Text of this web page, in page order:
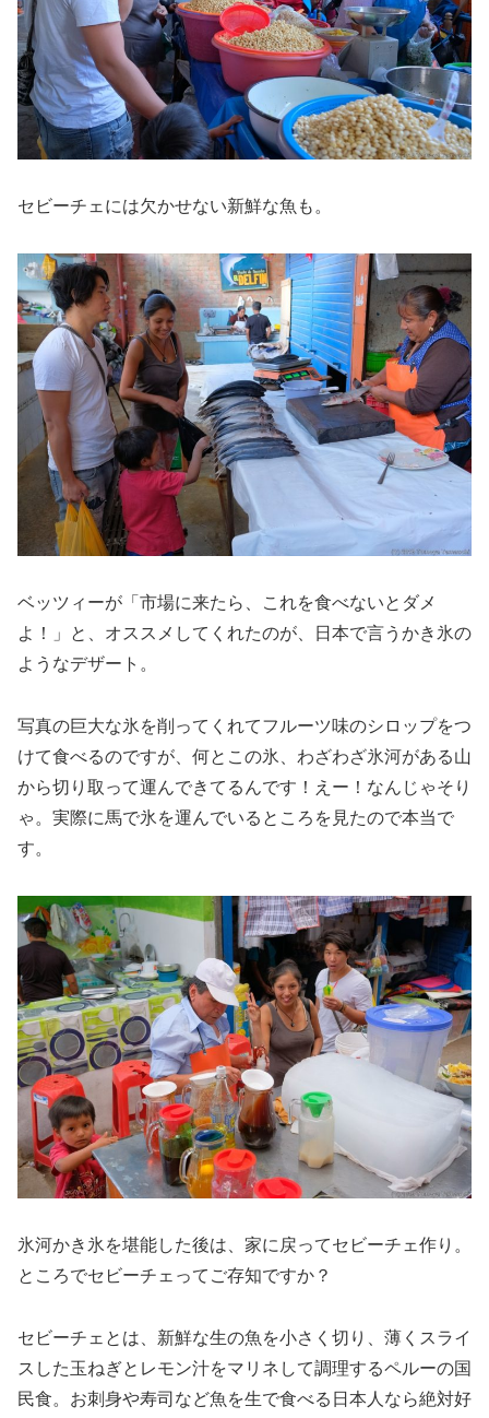
セビーチェには欠かせない新鮮な魚も。
ベッツィーが「市場に来たら、これを食べないとダメ
よ！」と、オススメしてくれたのが、日本で言うかき氷の
ようなデザート。
写真の巨大な氷を削ってくれてフルーツ味のシロップをつ
けて食べるのですが、何とこの氷、わざわざ氷河がある山
から切り取って運んできてるんです！えー！なんじゃそり
ゃ。実際に馬で氷を運んでいるところを見たので本当で
す。
氷河かき氷を堪能した後は、家に戻ってセビーチェ作り。
ところでセビーチェってご存知ですか？
セビーチェとは、新鮮な生の魚を小さく切り、薄くスライ
スした玉ねぎとレモン汁をマリネして調理するペルーの国
民食。お刺身や寿司など魚を生で食べる日本人なら絶対好